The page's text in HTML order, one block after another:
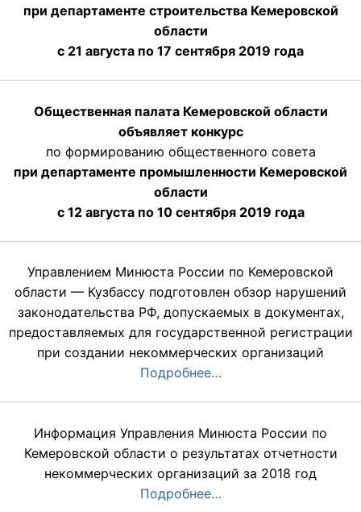
при департаменте строительства Кемеровской
области
с 21 августа по 17 сентября 2019 года
Общественная палата Кемеровской области
объявляет конкурс
по формированию общественного совета
при департаменте промышленности Кемеровской
области
с 12 августа по 10 сентября 2019 года
Управлением Минюста России по Кемеровской
области — Кузбассу подготовлен обзор нарушений
законодательства РФ, допускаемых в документах,
предоставляемых для государственной регистрации
при создании некоммерческих организаций
Подробнее…
Информация Управления Минюста России по
Кемеровской области о результатах отчетности
некоммерческих организаций за 2018 год
Подробнее…